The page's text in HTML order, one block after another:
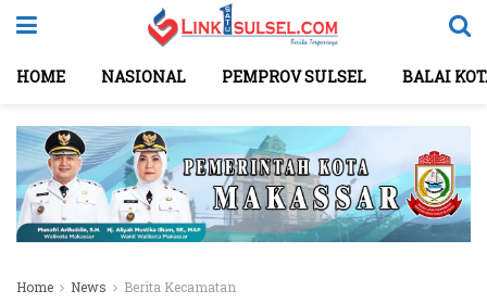
HOME NASIONAL PEMPROV SULSEL BALAI
Home News Berita Kecamatan